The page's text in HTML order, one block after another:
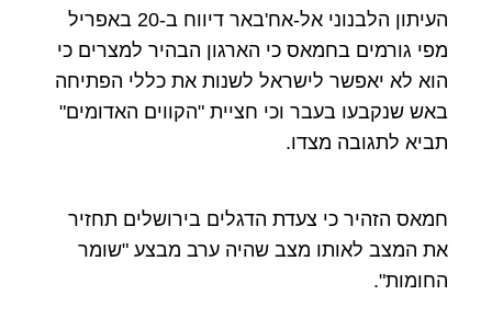
העיתון הלבנוני אל-אח'באר דיווח ב-20 באפריל
מפי גורמים בחמאס כי הארגון הבהיר למצרים כי
הוא לא יאפשר לישראל לשנות את כללי הפתיחה
באש שנקבעו בעבר וכי חציית "הקווים האדומים"
תביא לתגובה מצדו.
חמאס הזהיר כי צעדת הדגלים בירושלים תחזיר
את המצב לאותו מצב שהיה ערב מבצע "שומר
החומות".